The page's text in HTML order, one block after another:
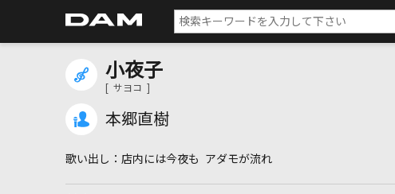
小夜子
[ サヨコ ]
本郷直樹
店内には今夜も アダモが流れ